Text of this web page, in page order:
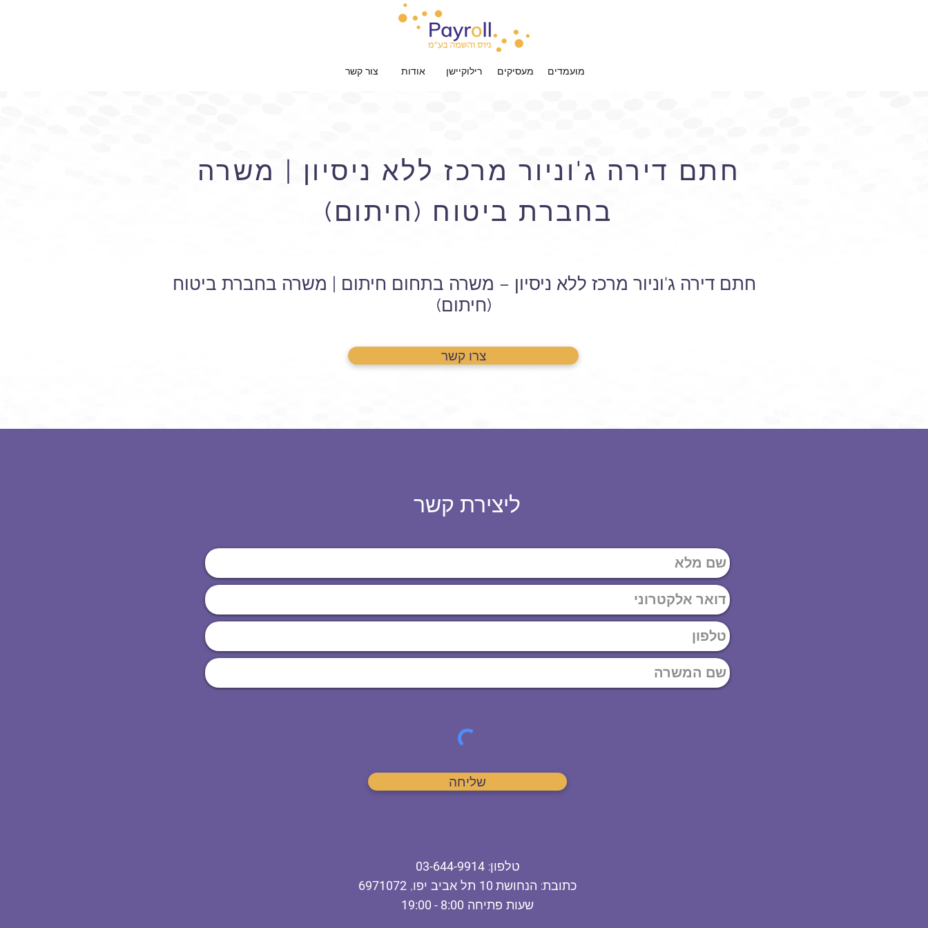
מועמדים מעסיקים רילוקיישן אודות צור קשר
חתם דירה ג'וניור מרכז ללא ניסיון | משרה
בחברת ביטוח (חיתום)
חתם דירה ג'וניור מרכז ללא ניסיון – משרה בתחום חיתום | משרה בחברת ביטוח
(חיתום)
צרו קשר
ליצירת קשר
טלפון:
03-644-9914
כתובת: הנחושת תל אביב יפו, 6971072
שעות פתיחה 8:00 - 19:00
שליחה